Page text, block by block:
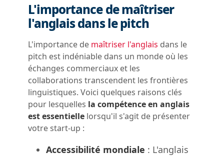
L'importance de maîtriser
l'anglais dans le pitch
L'importance de maîtriser l'anglais dans le
pitch est indéniable dans un monde où les
échanges commerciaux et les
collaborations transcendent les frontières
linguistiques. Voici quelques raisons clés
pour lesquelles la compétence en anglais
est essentielle lorsqu'il s'agit de présenter
votre start-up :
Accessibilité mondiale : L'anglais